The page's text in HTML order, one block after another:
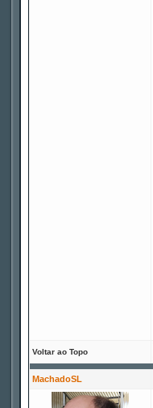
Voltar ao Topo
MachadoSL